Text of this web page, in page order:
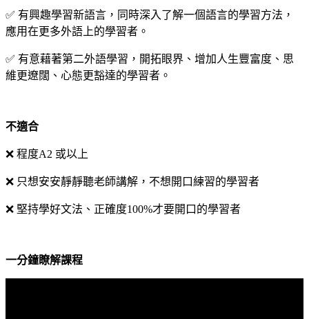
✅ 有興趣學習新語言，同時深入了解一個語言的學習方法，
應用在更多外語上的學習者。
✅ 有意藉著第二外語學習，開拓眼界、增加人生豐富度、思
維更遼闊、心態更豁達的學習者。
不適合
❌ 程度A2 或以上
❌ 只想安安靜靜聽老師講解，不想開口練習的學習者
❌ 堅持學好文法、正確度100%才要開口的學習者
一分鐘瞭解課程